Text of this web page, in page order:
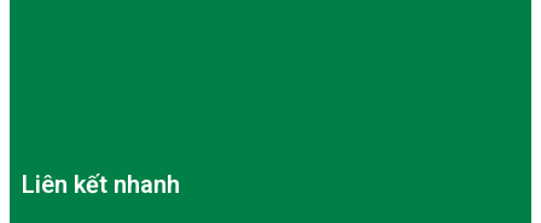
Liên kết nhanh